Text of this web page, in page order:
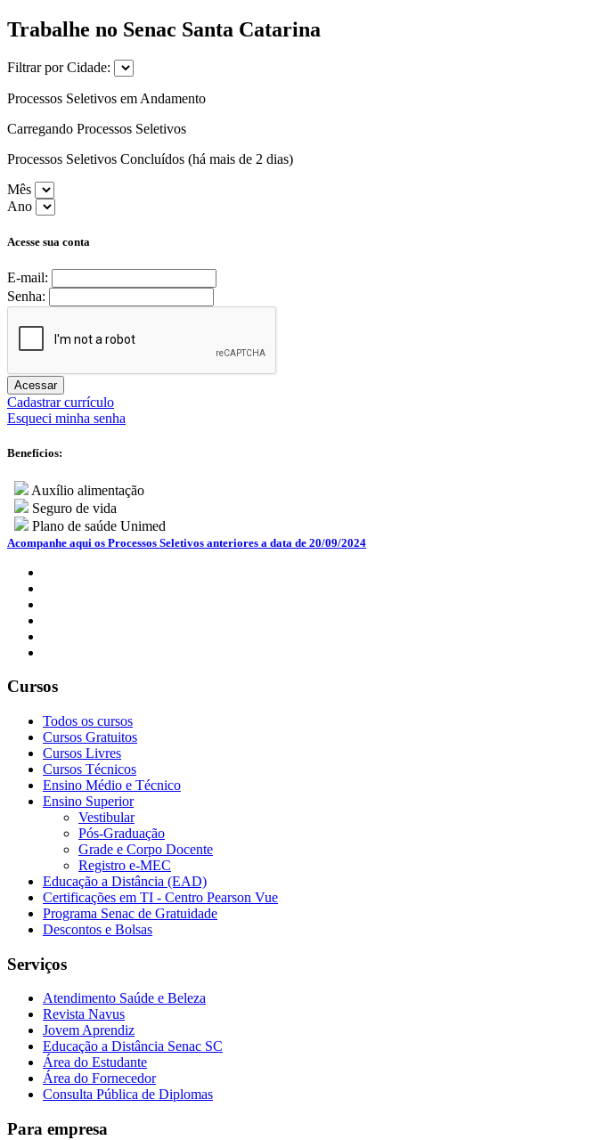
Trabalhe no Senac Santa Catarina
Filtrar por Cidade:
Processos Seletivos em Andamento
Carregando Processos Seletivos
Processos Seletivos Concluídos (há mais de 2 dias)
Mês
Ano
Acesse sua conta
E-mail:
Senha:
Acessar
Cadastrar currículo
Esqueci minha senha
Benefícios:
Auxílio alimentação
Seguro de vida
Plano de saúde Unimed
Acompanhe aqui os Processos Seletivos anteriores a data de 20/09/2024
Cursos
Todos os cursos
Cursos Gratuitos
Cursos Livres
Cursos Técnicos
Ensino Médio e Técnico
Ensino Superior
Vestibular
Pós-Graduação
Grade e Corpo Docente
Registro e-MEC
Educação a Distância (EAD)
Certificações em TI - Centro Pearson Vue
Programa Senac de Gratuidade
Descontos e Bolsas
Serviços
Atendimento Saúde e Beleza
Revista Navus
Jovem Aprendiz
Educação a Distância Senac SC
Área do Estudante
Área do Fornecedor
Consulta Pública de Diplomas
Para empresa